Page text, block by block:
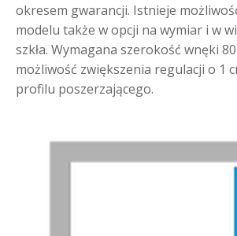
okresem gwarancji. Istnieje
modelu także w opcji na wymiar i w
szkła. Wymagana szerokość wnęki
możliwość zwiększenia regulacji o 1
profilu poszerzającego.